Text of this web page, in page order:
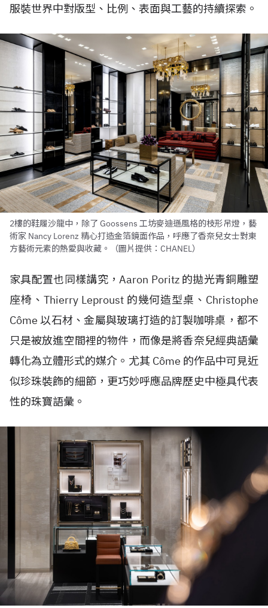
服裝世界中對版型、比例、表面與工藝的持續探索。
2樓的鞋履沙龍中，除了 Goossens 工坊麥迪遜風格的枝形吊燈，藝
術家 Nancy Lorenz 精心打造金箔鏡面作品，呼應了香奈兒女士對東
方藝術元素的熱愛與收藏。（圖片提供：CHANEL）
家具配置也同樣講究，Aaron Poritz 的拋光青銅雕塑
座椅、Thierry Leproust 的幾何造型桌、Christophe
Côme 以石材、金屬與玻璃打造的訂製咖啡桌，都不
只是被放進空間裡的物件，而像是將香奈兒經典語彙
轉化為立體形式的媒介。尤其 Côme 的作品中可見近
似珍珠裝飾的細節，更巧妙呼應品牌歷史中極具代表
性的珠寶語彙。